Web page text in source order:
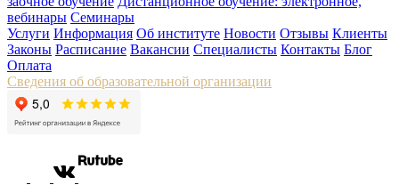
вебинары Семинары
Услуги Информация Об институте Новости Отзывы Клиенты
Законы Расписание Вакансии Специалисты Контакты Блог
Оплата
Сведения об образовательной организации